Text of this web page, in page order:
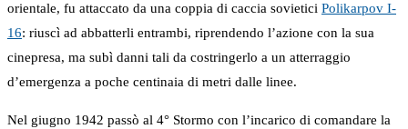
orientale, fu attaccato da una coppia di caccia sovietici Polikarpov I-
16: riuscì ad abbatterli entrambi, riprendendo l’azione con la sua
cinepresa, ma subì danni tali da costringerlo a un atterraggio
d’emergenza a poche centinaia di metri dalle linee.
Nel giugno 1942 passò al 4° Stormo con l’incarico di comandare la